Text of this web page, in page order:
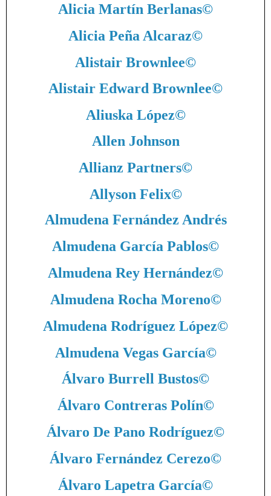
Alicia Martín Berlanas©
Alicia Peña Alcaraz©
Alistair Brownlee©
Alistair Edward Brownlee©
Aliuska López©
Allen Johnson
Allianz Partners©
Allyson Felix©
Almudena Fernández Andrés
Almudena García Pablos©
Almudena Rey Hernández©
Almudena Rocha Moreno©
Almudena Rodríguez López©
Almudena Vegas García©
Álvaro Burrell Bustos©
Álvaro Contreras Polín©
Álvaro De Pano Rodríguez©
Álvaro Fernández Cerezo©
Álvaro Lapetra García©